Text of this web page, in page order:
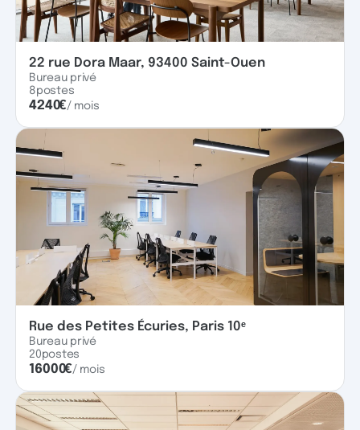
22 rue Dora Maar, 93400 Saint-Ouen
Bureau privé
8postes
4240€/ mois
Rue des Petites Écuries, Paris 10ᵉ
Bureau privé
20postes
16000€/ mois